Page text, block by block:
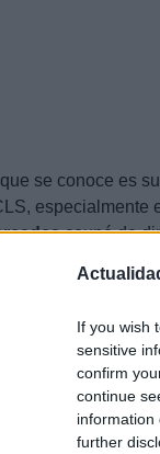
If you wish
sensitive
confirm
continue
information
further
se conoce es
especialmente
coupé de
Audi A1, el Mini y
la futura versión